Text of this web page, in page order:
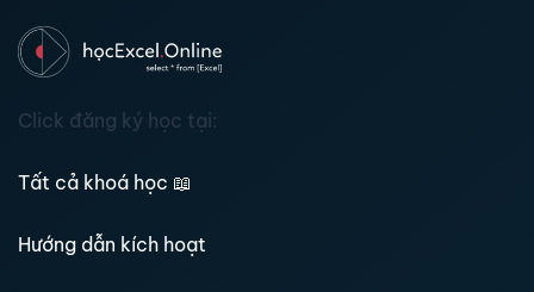
Click đăng ký học tại:
Tất cả khoá học 📖
Hướng dẫn kích hoạt